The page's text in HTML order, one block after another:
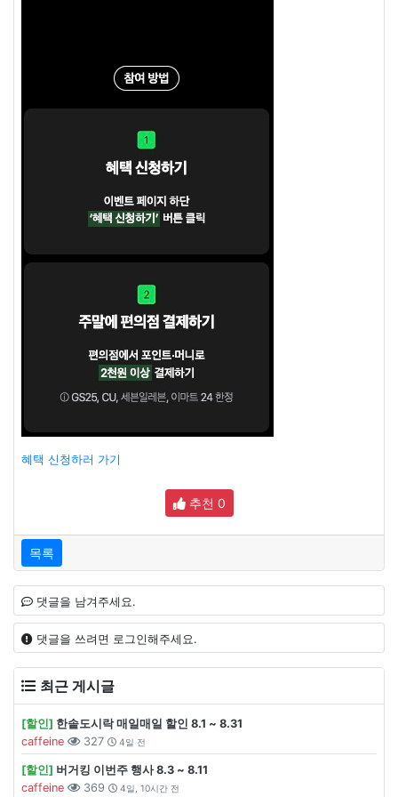
혜택 신청하러 가기
추천 0
목록
댓글을 남겨주세요.
댓글을 쓰려면 로그인해주세요.
최근 게시글
[할인] 한솥도시락 매일매일 할인 8.1 ~ 8.31
caffeine
327 4일 전
[할인] 버거킹 이번주 행사 8.3 ~ 8.11
caffeine
369 4일, 10시간 전